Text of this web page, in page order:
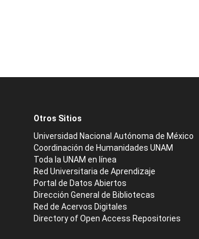
Otros Sitios
Universidad Nacional Autónoma de México
Coordinación de Humanidades UNAM
Toda la UNAM en línea
Red Universitaria de Aprendizaje
Portal de Datos Abiertos
Dirección General de Bibliotecas
Red de Acervos Digitales
Directory of Open Access Repositories